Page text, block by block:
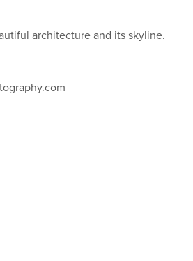
architecture and its skyline.